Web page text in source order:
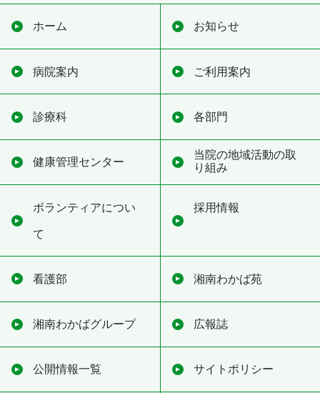
ホーム お知らせ
病院案内 ご利用案内
診療科 各部門
健康管理センター
当院の地域活動の取
り組み
ボランティアについ
て
採用情報
看護部 湘南わかば苑
湘南わかばグループ 広報誌
公開情報一覧 サイトポリシー